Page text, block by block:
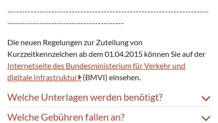
---------------------------------------------------------------------
----------------------------------------
Die neuen Regelungen zur Zuteilung von
Kurzzeitkennzeichen ab dem 01.04.2015 können Sie auf der
Internetseite des Bundesministerium für Verkehr und
digitale Infrastruktur
(BMVI) einsehen.
Welche Unterlagen werden benötigt?
Welche Gebühren fallen an?